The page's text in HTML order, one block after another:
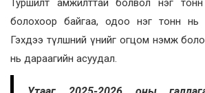
Туршилт амжилттай болвол нэг
болохоор байгаа, одоо нэг тонн нь
Гэхдээ түлшний үнийг огцом нэмж
нь дараагийн асуудал.